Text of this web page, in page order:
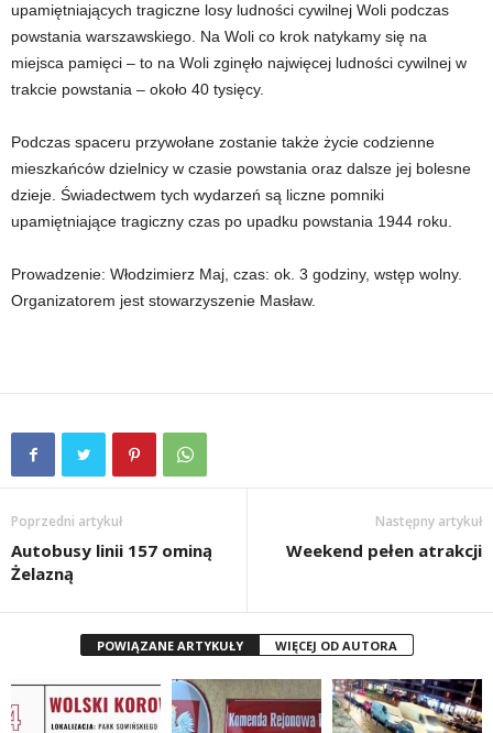
upamiętniających tragiczne losy ludności cywilnej Woli podczas
powstania warszawskiego. Na Woli co krok natykamy się na
miejsca pamięci – to na Woli zginęło najwięcej ludności cywilnej w
trakcie powstania – około 40 tysięcy.
Podczas spaceru przywołane zostanie także życie codzienne
mieszkańców dzielnicy w czasie powstania oraz dalsze jej bolesne
dzieje. Świadectwem tych wydarzeń są liczne pomniki
upamiętniające tragiczny czas po upadku powstania 1944 roku.
Prowadzenie: Włodzimierz Maj, czas: ok. 3 godziny, wstęp wolny.
Organizatorem jest stowarzyszenie Masław.
Poprzedni artykuł
Autobusy linii 157 ominą
Żelazną
Następny artykuł
Weekend pełen atrakcji
POWIĄZANE ARTYKUŁY WIĘCEJ OD AUTORA